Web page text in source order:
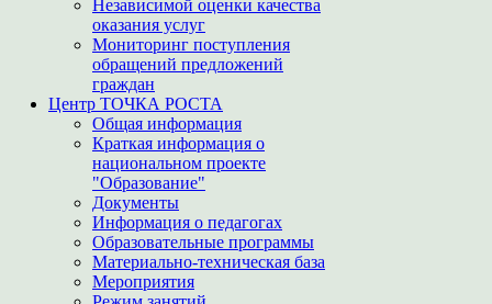
Независимой оценки качества
оказания услуг
Мониторинг поступления
обращений предложений
граждан
Центр ТОЧКА РОСТА
Общая информация
Краткая информация о
национальном проекте
"Образование"
Документы
Информация о педагогах
Образовательные программы
Материально-техническая база
Мероприятия